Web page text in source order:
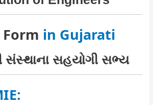
in Gujarati
સંસ્થાના સહયોગી સભ્ય